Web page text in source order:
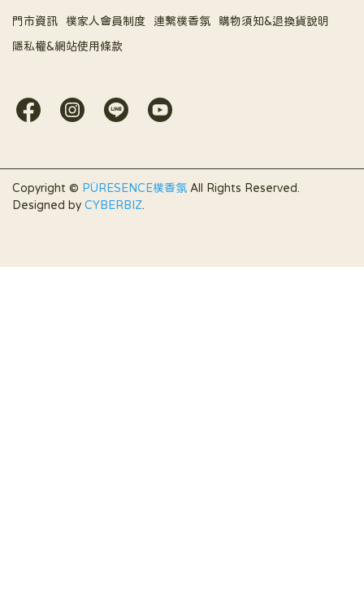
門市資訊 樸家人會員制度 連繫樸香氛
購物須知&退換貨說明
隱私權&網站使用條款
Copyright © PÜRESENCE樸香氛 All Rights Reserved.
Designed by CYBERBIZ.